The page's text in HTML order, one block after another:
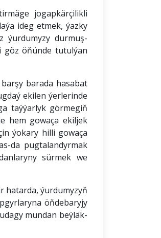
jogapkärçilikli
ideg etmek, ýazky
ýurdumyzy durmuş-
göz öňünde tutulýan
barada hasabat
ekilen ýerlerinde
taýýarlyk görmegiň
hem gowaça ekiljek
ýokary hilli gowaça
da pugtalandyrmak
sürmek we
hatarda, ýurdumyzyň
öňdebaryjy
mundan beýläk-